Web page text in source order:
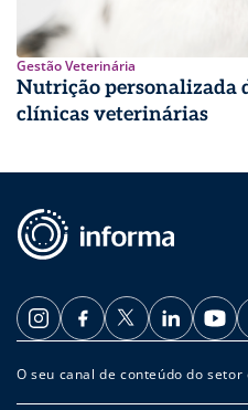
Gestão Veterinária
Nutrição personalizada
clínicas veterinárias
O seu canal de conteúdo do setor